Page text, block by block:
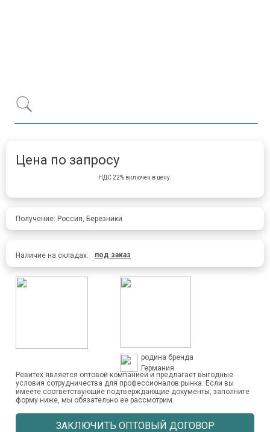
Цена по запросу
НДС 22% включен в цену.
Получение: Россия, Березники
Наличие на складах: под заказ
родина бренда
Германия
Ревитех является оптовой компанией и предлагает выгодные
условия сотрудничества для профессионалов рынка. Если вы
имеете соответствующие подтверждающие документы, заполните
форму ниже, мы обязательно ее рассмотрим.
ЗАКЛЮЧИТЬ ОПТОВЫЙ ДОГОВОР